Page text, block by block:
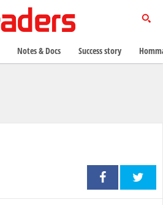
Notes & Docs Success story